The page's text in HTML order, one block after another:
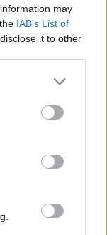
may
IAB’s List of
it to other
7
4
5
9